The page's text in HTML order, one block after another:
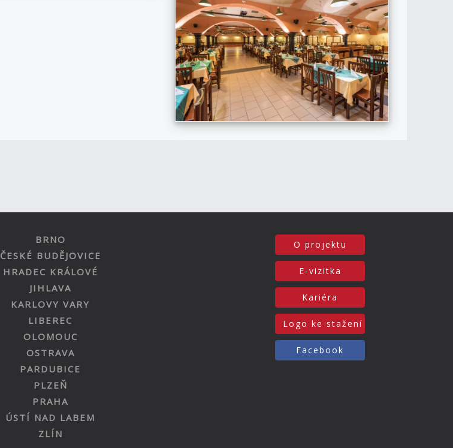
BRNO
ČESKÉ BUDĚJOVICE
HRADEC KRÁLOVÉ
JIHLAVA
KARLOVY VARY
LIBEREC
OLOMOUC
OSTRAVA
PARDUBICE
PLZEŇ
PRAHA
ÚSTÍ NAD LABEM
ZLÍN
O projektu
E-vizitka
Kariéra
Logo ke stažení
Facebook